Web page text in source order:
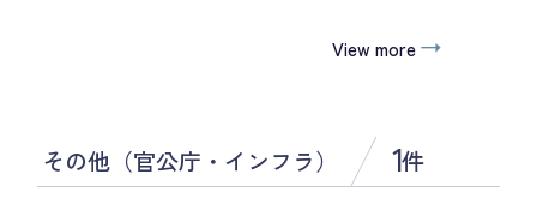
View more
その他（官公庁・インフラ） 1件